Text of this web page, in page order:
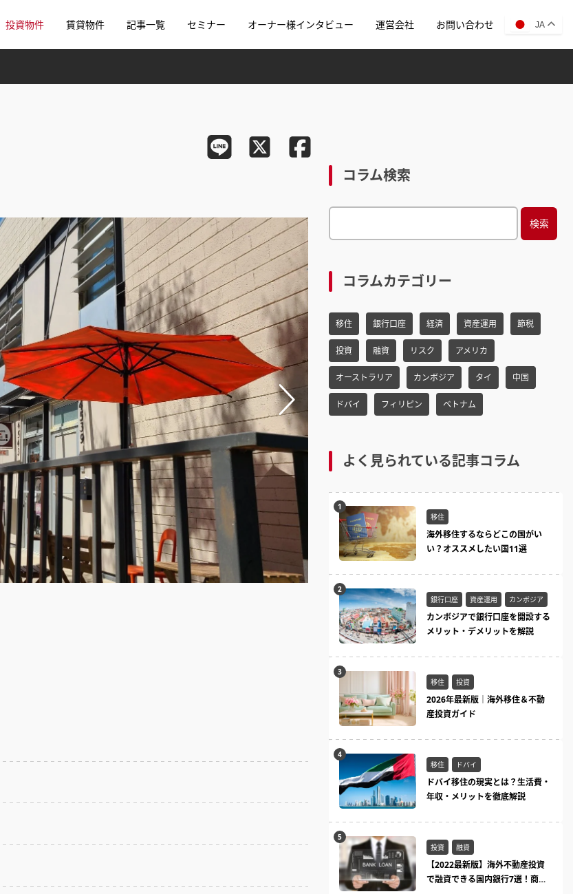
投資物件 賃貸物件 記事一覧 セミナー オーナー様インタビュー 運営会社 お問い合わせ JA
コラム検索
e
r
c
h
f
r:
コラムカテゴリー
移住 銀行口座 経済 資産運用 節税
投資 融資 リスク アメリカ
オーストラリア カンボジア タイ 中国
ドバイ フィリピン ベトナム
よく見られている記事コラム
移住
海外移住するならどこの国がい
い？オススメしたい国11選
銀行口座 資産運用 カンボジア
カンボジアで銀行口座を開設する
メリット・デメリットを解説
移住 投資
2026年最新版｜海外移住＆不動
産投資ガイド
移住 ドバイ
ドバイ移住の現実とは？生活費・
年収・メリットを徹底解説
投資 融資
【2022最新版】海外不動産投資
で融資できる国内銀行7選！商品